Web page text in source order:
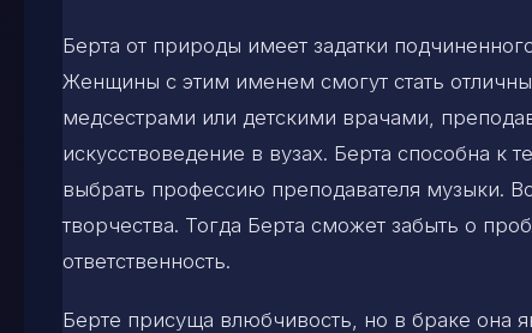
Берта от природы имеет задатки
Женщины с этим именем смогут стать
медсестрами или детскими врачами,
искусствоведение в вузах. Берта способна
выбрать профессию преподавателя музыки.
творчества. Тогда Берта сможет забыть о
ответственность.
Берте присуща влюбчивость, но в браке она